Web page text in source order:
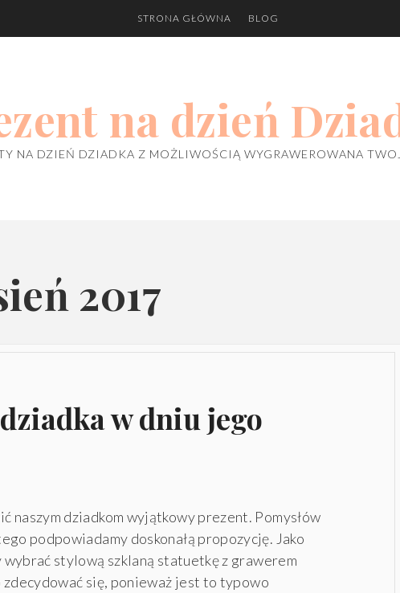
STRONA GŁÓWNA BLOG
na dzień
NA DZIEŃ DZIADKA Z MOŻLIWOŚCIĄ WYGRAWEROWANA
2017
w dniu jego
naszym dziadkom wyjątkowy prezent. Pomysłów
podpowiadamy doskonałą propozycję. Jako
stylową szklaną statuetkę z grawerem
się, ponieważ jest to typowo